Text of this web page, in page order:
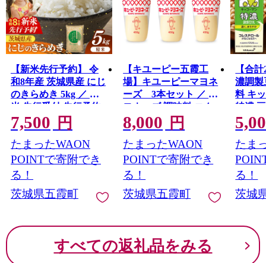
【新米先行予約】 令
和8年産 茨城県産 にじ
のきらめき 5kg ／ 新
米 先行受付 先行予約
2026年 米 お米 精米 旨
味 安心 美味しい 茨城
県 五霞町
7,500 円
たまったWAON
POINTで寄附でき
る！
茨城県五霞町
【キユーピー五霞工
場】キユーピーマヨネ
ーズ 3本セット ／ マ
ヨネーズ 調味料 コク
風味 うま味 セット 安
心 安全 キユーピー 茨
城県 五霞町【価格改
定】
8,000 円
たまったWAON
POINTで寄附でき
る！
茨城県五霞町
【合
濃調製
料 キ
特濃
ック
茨城県
たま
る！
茨城
すべての返礼品をみる